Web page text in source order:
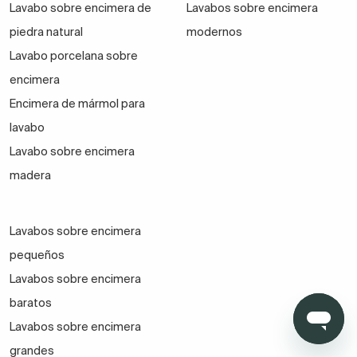
Lavabo sobre encimera de
piedra natural
Lavabo porcelana sobre
encimera
Encimera de mármol para
lavabo
Lavabo sobre encimera
madera
Lavabos sobre encimera
modernos
Lavabos sobre encimera
pequeños
Lavabos sobre encimera
baratos
Lavabos sobre encimera
grandes